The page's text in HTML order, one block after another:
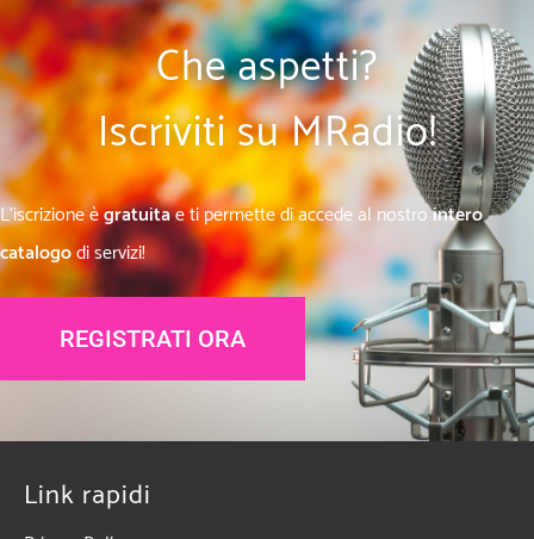
Che aspetti?
Iscriviti su MRadio!
L’iscrizione ègratuitae ti permette di accede al nostrointero
catalogodi servizi!
REGISTRATI ORA
Link rapidi